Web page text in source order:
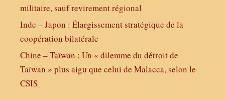
militaire, sauf revirement régional
Inde – Japon : Élargissement stratégique de la
coopération bilatérale
Chine – Taïwan : Un « dilemme du détroit de
Taïwan » plus aigu que celui de Malacca, selon le
CSIS